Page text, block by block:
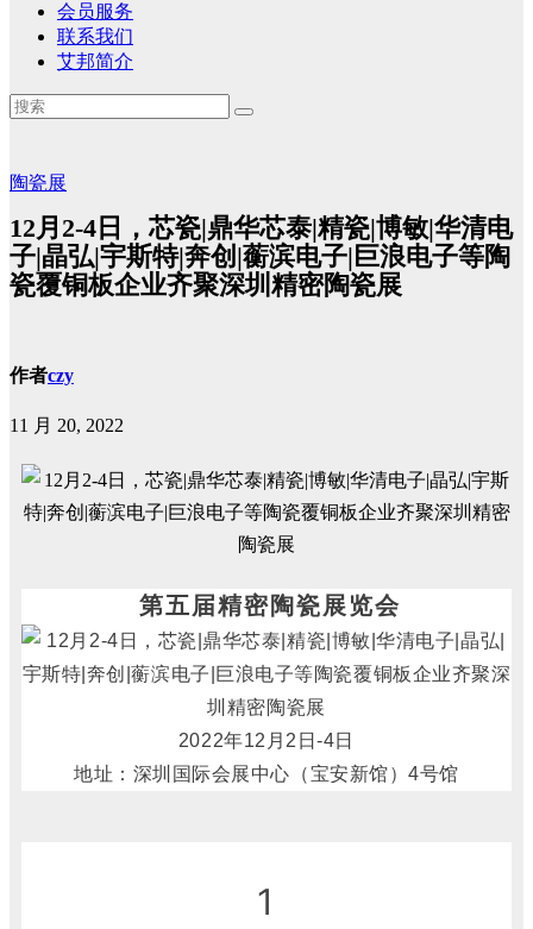
会员服务
联系我们
艾邦简介
陶瓷展
12月2-4日，芯瓷|鼎华芯泰|精瓷|博敏|华清电
子|晶弘|宇斯特|奔创|蘅滨电子|巨浪电子等陶
瓷覆铜板企业齐聚深圳精密陶瓷展
作者czy
11 月 20, 2022
第五届精密陶瓷展览会
2022年12月2日-4日
地址：深圳国际会展中心（宝安新馆）4号馆
1